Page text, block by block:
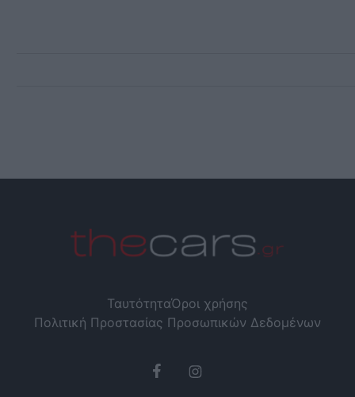
ΤαυτότηταΌροι χρήσης
Πολιτική Προστασίας Προσωπικών Δεδομένων